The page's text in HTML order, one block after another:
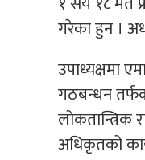
गरेका हुन ।
उपाध्यक्षमा
गठबन्धन
लोकतान्त्रिक
अधिकृतको